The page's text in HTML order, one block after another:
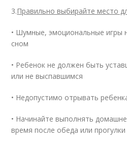
3.Правильно выбирайте место
• Шумные, эмоциональные игры
сном
• Ребенок не должен быть
или не выспавшимся
• Недопустимо отрывать
• Начинайте выполнять
время после обеда или прогулки